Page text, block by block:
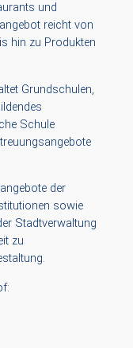
und
reicht von
hin zu Produkten
Grundschulen,
Schule
der
sowie
Stadtverwaltung
zu